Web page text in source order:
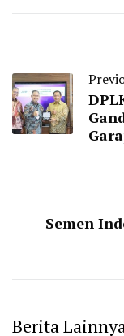
Semen
Berita